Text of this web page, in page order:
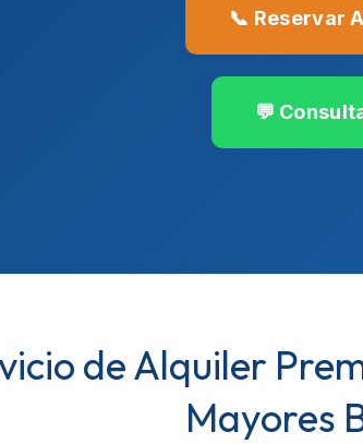
📞 Reservar
💬
de Alquiler
Mayores